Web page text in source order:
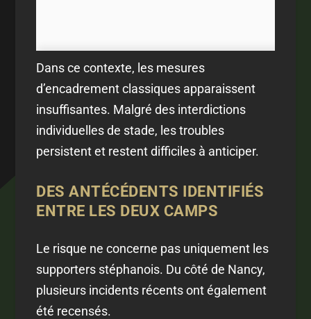
Dans ce contexte, les mesures
d’encadrement classiques apparaissent
insuffisantes. Malgré des interdictions
individuelles de stade, les troubles
persistent et restent difficiles à anticiper.
DES ANTÉCÉDENTS IDENTIFIÉS
ENTRE LES DEUX CAMPS
Le risque ne concerne pas uniquement les
supporters stéphanois. Du côté de Nancy,
plusieurs incidents récents ont également
été recensés.